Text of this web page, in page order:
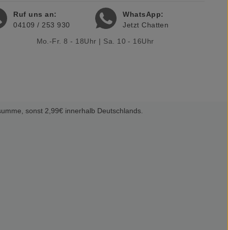
Ruf uns an:
04109 / 253 930
WhatsApp:
Jetzt Chatten
Mo.-Fr. 8 - 18Uhr | Sa. 10 - 16Uhr
sonst 2,99€ innerhalb Deutschlands.